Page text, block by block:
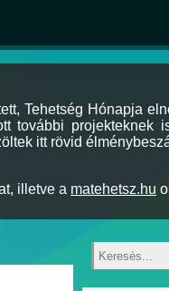
Tehetség Hónapja
további projekteknek
itt rövid
illetve a matehetsz.hu
Keresés